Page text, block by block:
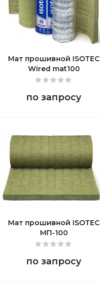
Мат прошивной ISOTEC
Wired mat100
по запросу
Мат прошивной ISOTEC
МП-100
по запросу